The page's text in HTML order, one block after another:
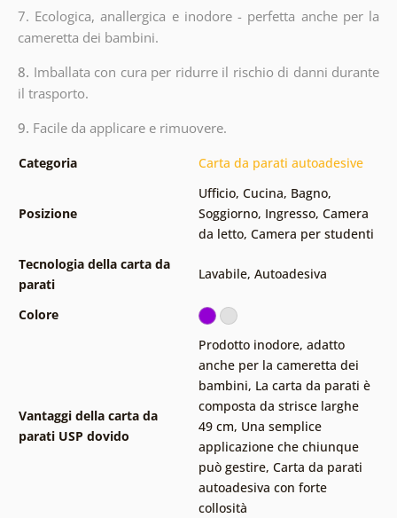
7. Ecologica, anallergica e inodore - perfetta anche per la
cameretta dei bambini.
8. Imballata con cura per ridurre il rischio di danni durante
il trasporto.
9. Facile da applicare e rimuovere.
Categoria Carta da parati autoadesive
Posizione
Ufficio, Cucina, Bagno,
Soggiorno, Ingresso, Camera
da letto, Camera per studenti
Tecnologia della carta da
parati
Lavabile, Autoadesiva
Colore
Vantaggi della carta da
parati USP dovido
Prodotto inodore, adatto
anche per la cameretta dei
bambini, La carta da parati è
composta da strisce larghe
49 cm, Una semplice
applicazione che chiunque
può gestire, Carta da parati
autoadesiva con forte
collosità